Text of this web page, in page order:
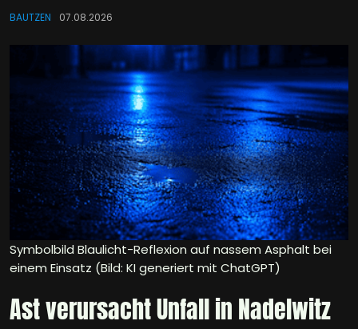
BAUTZEN 07.08.2026
Symbolbild Blaulicht-Reflexion auf nassem Asphalt bei
einem Einsatz (Bild: KI generiert mit ChatGPT)
Ast verursacht Unfall in Nadelwitz